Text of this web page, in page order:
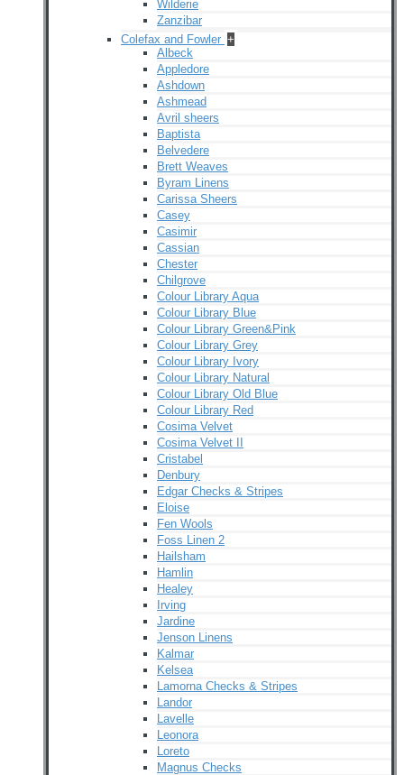
Wilderie
Zanzibar
Colefax and Fowler +
Albeck
Appledore
Ashdown
Ashmead
Avril sheers
Baptista
Belvedere
Brett Weaves
Byram Linens
Carissa Sheers
Casey
Casimir
Cassian
Chester
Chilgrove
Colour Library Aqua
Colour Library Blue
Colour Library Green&Pink
Colour Library Grey
Colour Library Ivory
Colour Library Natural
Colour Library Old Blue
Colour Library Red
Cosima Velvet
Cosima Velvet II
Cristabel
Denbury
Edgar Checks & Stripes
Eloise
Fen Wools
Foss Linen 2
Hailsham
Hamlin
Healey
Irving
Jardine
Jenson Linens
Kalmar
Kelsea
Lamorna Checks & Stripes
Landor
Lavelle
Leonora
Loreto
Magnus Checks